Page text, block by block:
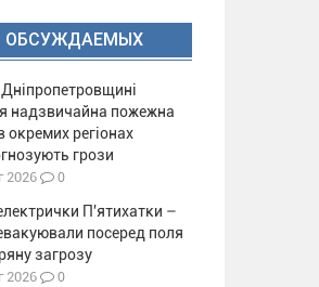
ОБСУЖДАЕМЫХ
надзвичайна пожежна
окремих регіонах
грози
2026 0
П'ятихатки –
посеред поля
загрозу
2026 0